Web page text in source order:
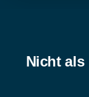
Nicht als